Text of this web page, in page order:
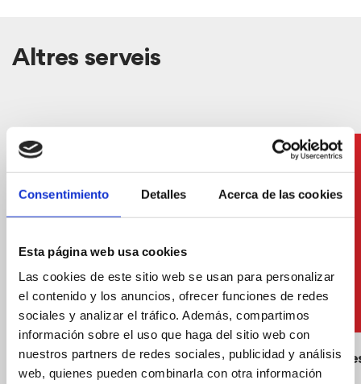
Consentimiento Detalles Acerca de las cookies
Esta página web usa cookies
Las cookies de este sitio web se usan para personalizar
el contenido y los anuncios, ofrecer funciones de redes
sociales y analizar el tráfico. Además, compartimos
información sobre el uso que haga del sitio web con
nuestros partners de redes sociales, publicidad y análisis
web, quienes pueden combinarla con otra información
Altres serveis
Xiringuitos